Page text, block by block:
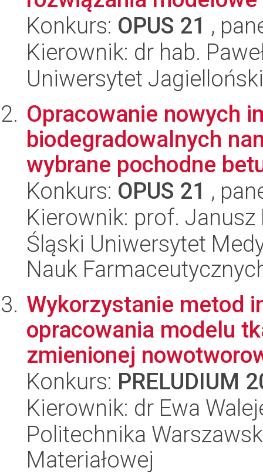
Konkurs: OPUS 21 ,
Kierownik: dr hab.
Uniwersytet
Opracowanie nowych
biodegradowalnych
wybrane pochodne
Konkurs: OPUS 21 ,
Kierownik: prof.
Śląski Uniwersytet
Nauk
Wykorzystanie metod
opracowania modelu
zmienionej
Konkurs: PRELUDIUM
Kierownik: dr Ewa
Politechnika
Materiałowej